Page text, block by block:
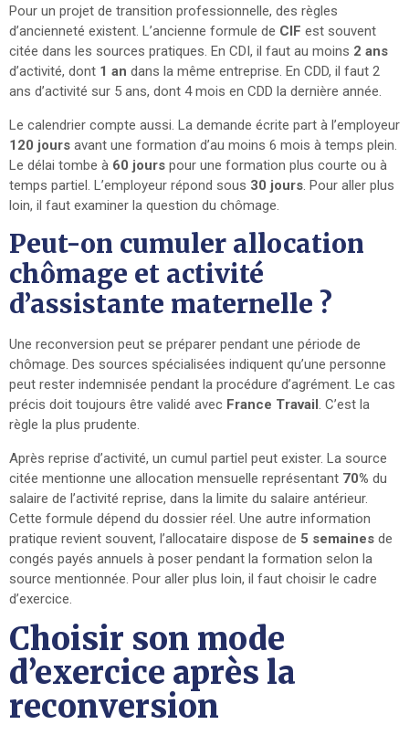
Pour un projet de transition professionnelle, des règles
d’ancienneté existent. L’ancienne formule de CIF est souvent
citée dans les sources pratiques. En CDI, il faut au moins 2 ans
d’activité, dont 1 an dans la même entreprise. En CDD, il faut 2
ans d’activité sur 5 ans, dont 4 mois en CDD la dernière année.
Le calendrier compte aussi. La demande écrite part à l’employeur
120 jours avant une formation d’au moins 6 mois à temps plein.
Le délai tombe à 60 jours pour une formation plus courte ou à
temps partiel. L’employeur répond sous 30 jours. Pour aller plus
loin, il faut examiner la question du chômage.
Peut-on cumuler allocation
chômage et activité
d’assistante maternelle ?
Une reconversion peut se préparer pendant une période de
chômage. Des sources spécialisées indiquent qu’une personne
peut rester indemnisée pendant la procédure d’agrément. Le cas
précis doit toujours être validé avec France Travail. C’est la
règle la plus prudente.
Après reprise d’activité, un cumul partiel peut exister. La source
citée mentionne une allocation mensuelle représentant 70% du
salaire de l’activité reprise, dans la limite du salaire antérieur.
Cette formule dépend du dossier réel. Une autre information
pratique revient souvent, l’allocataire dispose de 5 semaines de
congés payés annuels à poser pendant la formation selon la
source mentionnée. Pour aller plus loin, il faut choisir le cadre
d’exercice.
Choisir son mode
d’exercice après la
reconversion